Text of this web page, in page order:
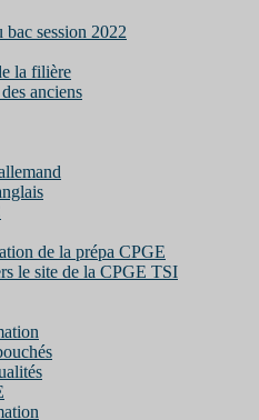
session 2022
la filière
anciens
de la prépa CPGE
le site de la CPGE TSI